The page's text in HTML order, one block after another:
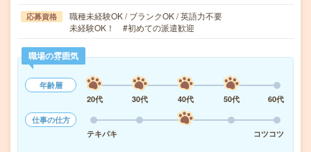
応募資格
職種未経験OK / ブランクOK / 英語力不要
未経験OK！ #初めての派遣歓迎
職場の雰囲気
年齢層
20代
30代 40代 50代
60代
仕事の仕方
テキパキ
コツコツ